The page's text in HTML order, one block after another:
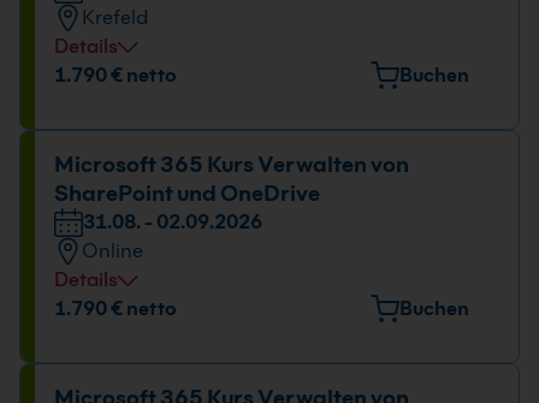
Krefeld
Details
Veranstaltungsort
Datum und Uhrzeit
31.08. - 02.09.2026
09:00 - 16:00 Uhr
1.790 € netto Buchen
Microsoft 365 Kurs Verwalten von
SharePoint und OneDrive
31.08. - 02.09.2026
Online
Details
Datum und Uhrzeit
1.790 € netto Buchen
Microsoft 365 Kurs Verwalten von